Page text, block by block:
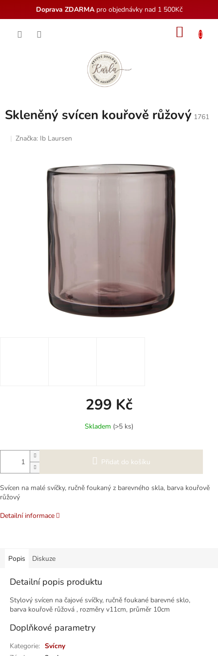
Doprava ZDARMApro objednávky nad 1 500Kč
Skleněný svícen kouřově růžový 1761
Značka: Ib Laursen
299 Kč
Měrná
cena:
Skladem (>5 ks)
Přidat do košíku
Svícen na malé svíčky, ručně foukaný z barevného skla, barva kouřově
růžový
Detailní informace
Popis Diskuze
Detailní popis produktu
Stylový svícen na čajové svíčky, ručně foukané barevné sklo,
barva kouřově růžová , rozměry v11cm, průměr 10cm
Doplňkové parametry
Kategorie: Svícny